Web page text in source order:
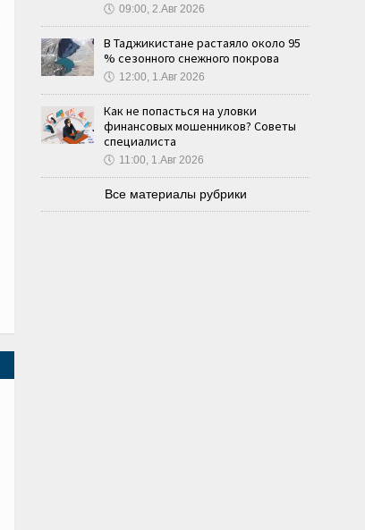
🕔 09:00, 2.Авг 2026
В Таджикистане растаяло около 95
% сезонного снежного покрова
🕔 12:00, 1.Авг 2026
Как не попасться на уловки
финансовых мошенников? Советы
специалиста
🕔 11:00, 1.Авг 2026
Все материалы рубрики